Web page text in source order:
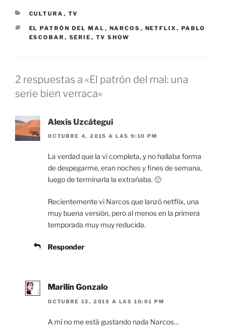
CATEGORÍAS
CULTURA , TV
ETIQUETAS
EL PATRÓN DEL MAL , NARCOS , NETFLIX , PABLO
ESCOBAR , SERIE , TV SHOW
2 respuestas a «El patrón del mal: una
serie bien verraca»
Alexis Uzcátegui
OCTUBRE 4, 2015 A LAS 9:10 PM
La verdad que la vi completa, y no hallaba forma
de despegarme, eran noches y fines de semana,
luego de terminarla la extrañaba. 🙂
Recientemente vi Narcos que lanzó netflix, una
muy buena versión, pero al menos en la primera
temporada muy muy reducida.
Responder
Marilín Gonzalo
OCTUBRE 13, 2015 A LAS 10:01 PM
A mí no me está gustando nada Narcos…